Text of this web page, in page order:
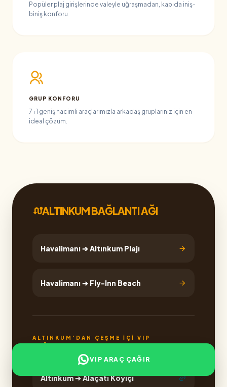
Popüler plaj girişlerinde valeyle uğraşmadan, kapıda iniş-
biniş konforu.
GRUP KONFORU
7+1 geniş hacimli araçlarımızla arkadaş gruplarınız için en
ideal çözüm.
ALTINKUM BAĞLANTI AĞI
Havalimanı ➔ Altınkum Plajı
Havalimanı ➔ Fly-Inn Beach
ALTINKUM'DAN ÇEŞME İÇI VIP
Altınkum ➔ Alaçatı Köyiçi
VIP ARAÇ ÇAĞIR